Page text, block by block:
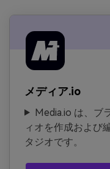
メディア.io
Media.io は、ブ
ィオを作成および
タジオです。